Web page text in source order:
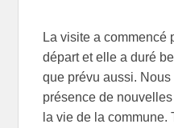
La visite a commencé
départ et elle a duré
que prévu aussi.
présence de
la vie de la commune.